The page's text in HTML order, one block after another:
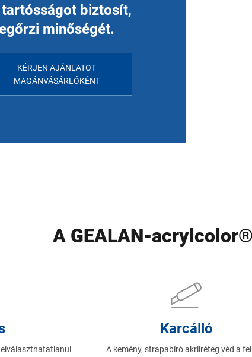
biztosít,
minőségét.
KÉRJEN AJÁNLATOT
MAGÁNVÁSÁRLÓKÉNT
A GEALAN-
Karcálló
A kemény, strapabíró akrilréteg véd a